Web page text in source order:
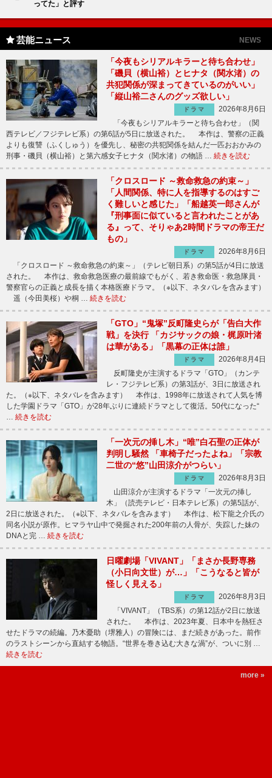
ってた」と評す
芸能ニュース NEWS
「今夜もシリアルキラーと待ち合わせ」
「磯貝（横山裕）とヒナタ（関水渚）の
共犯関係が深まってきているのがいい」
「縦山裕二さんのグッズ欲しい」
ドラマ
2026年8月6日
「今夜もシリアルキラーと待ち合わせ」（関
西テレビ／フジテレビ系）の第6話が5日に放送された。 本作は、警察の正義
よりも復讐（ふくしゅう）を優先し、秘密の共犯関係を結んだ一匹おおかみの
刑事・磯貝（横山裕）と第六感女子ヒナタ（関水渚）の物語 … 続きを読む
「クロスロード ～救命救急の約束～」
「人間関係、特に人を指導するのはすご
く難しいと感じた」「船越英一郎さんが
『刑事面に似ていると言われたことがあ
る』って、そりゃあ2時間ドラマの帝王だ
もの」
ドラマ
2026年8月6日
「クロスロード ～救命救急の約束～」（テレビ朝日系）の第5話が4日に放送
された。 本作は、救命救急医療の最前線でもがく、若き救命医・救急隊員・
警察官らの正義と成長を描く本格医療ドラマ。（※以下、ネタバレを含みます）
遥（今田美桜）や桐 … 続きを読む
「GTO」“鬼塚”反町隆史らが「告白大作
戦」を決行 「カジサックの娘・梶原叶渚
は華がある」「黒幕の正体は誰」
ドラマ
2026年8月4日
反町隆史が主演するドラマ「GTO」（カンテ
レ・フジテレビ系）の第3話が、3日に放送され
た。（※以下、ネタバレを含みます） 本作は、1998年に放送されて人気を博
した学園ドラマ「GTO」が28年ぶりに連続ドラマとして復活。50代になった“
… 続きを読む
「一次元の挿し木」“唯”白石聖の正体が
判明し騒然 「車椅子だったよね」「宗教
二世の“悠”山田涼介がつらい」
ドラマ
2026年8月3日
山田涼介が主演するドラマ「一次元の挿し
木」（読売テレビ・日本テレビ系）の第5話が、
2日に放送された。（※以下、ネタバレを含みます） 本作は、松下龍之介氏の
同名小説が原作。ヒマラヤ山中で発掘された200年前の人骨が、失踪した妹の
DNAと完 … 続きを読む
日曜劇場「VIVANT」「まさか長野専務
（小日向文世）が…」「こうなると皆が
怪しく見える」
ドラマ
2026年8月3日
「VIVANT」（TBS系）の第12話が2日に放送
された。 本作は、2023年夏、日本中を熱狂さ
せたドラマの続編。乃木憂助（堺雅人）の冒険には、まだ続きがあった。前作
のラストシーンから直結する物語。“世界を巻き込む大きな渦”が、ついに別 …
続きを読む
more »